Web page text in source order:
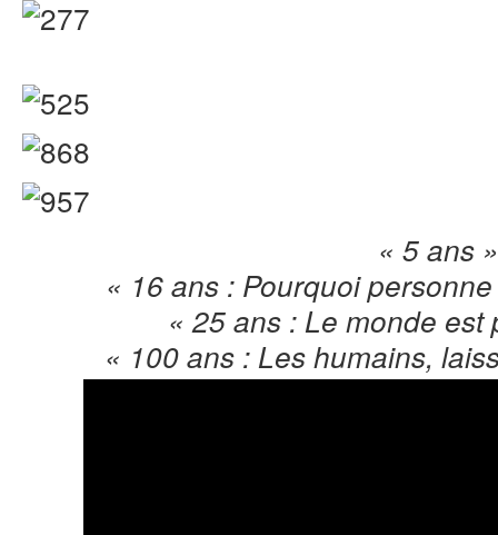
« 5 ans
« 16 ans : Pourquoi
« 25 ans : Le monde
« 100 ans : Les humains,